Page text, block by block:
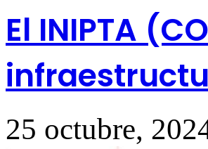
El INIPTA
25 octubre,